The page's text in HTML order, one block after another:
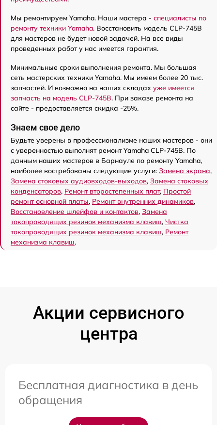
Мы ремонтируем Yamaha. Наши мастера - специалисты по
ремонту техники Yamaha. Восстановить модель CLP-745B
для мастеров не будет новой задачей. На все виды
проведенных работ у нас имеется гарантия.
Минимальные сроки выполнения ремонта. Мы большая
сеть мастерских техники Yamaha. Мы имеем более 20 тыс.
запчастей. И возможно на наших складах уже имеется
запчасть на модель CLP-745B. При заказе ремонта на
сайте - предоставляется скидка -25%.
Знаем свое дело
Будьте уверены в профессионализме наших мастеров - они
с уверенностью выполнят ремонт Yamaha CLP-745B. По
данным наших мастеров в Барнауле по ремонту Yamaha,
наиболее востребованы следующие услуги: Замена экрана,
Замена стоковых аудиовходов-выходов, Замена стоковых
конденсаторов, Ремонт второстепенных плат, Простой
ремонт основной платы, Ремонт внутренних динамиков,
Восстановление шлейфов и контактов, Замена
токопроводящих резинок механизма клавиш, Чистка
токопроводящих резинок механизма клавиш, Ремонт
механизма клавиш.
Акции сервисного
центра
Бесплатная диагностика в день
обращения